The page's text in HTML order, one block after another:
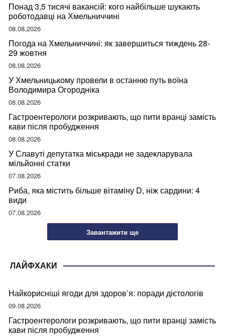
Понад 3,5 тисячі вакансій: кого найбільше шукають
роботодавці на Хмельниччині
08.08.2026
Погода на Хмельниччині: як завершиться тиждень 28-
29 жовтня
08.08.2026
У Хмельницькому провели в останню путь воїна
Володимира Огородніка
08.08.2026
Гастроентерологи розкривають, що пити вранці замість
кави після пробудження
08.08.2026
У Славуті депутатка міськради не задекларувала
мільйонні статки
07.08.2026
Риба, яка містить більше вітаміну D, ніж сардини: 4
види
07.08.2026
Завантажити ще
ЛАЙФХАКИ
Найкорисніші ягоди для здоров’я: поради дієтологів
09.08.2026
Гастроентерологи розкривають, що пити вранці замість
кави після пробудження